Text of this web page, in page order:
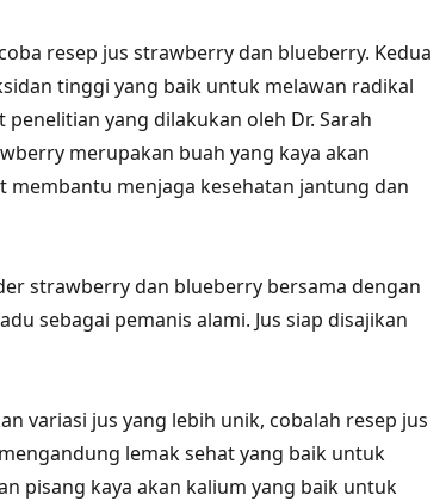
resep jus strawberry dan blueberry. Kedua
tinggi yang baik untuk melawan radikal
yang dilakukan oleh Dr. Sarah
merupakan buah yang kaya akan
membantu menjaga kesehatan jantung dan
strawberry dan blueberry bersama dengan
sebagai pemanis alami. Jus siap disajikan
variasi jus yang lebih unik, cobalah resep jus
lemak sehat yang baik untuk
pisang kaya akan kalium yang baik untuk